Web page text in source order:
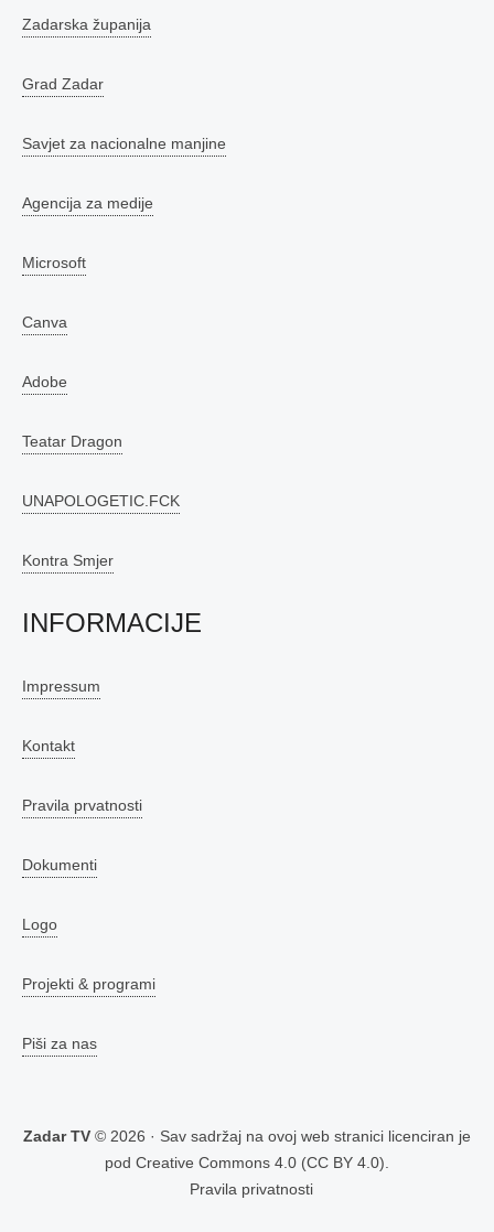
Zadarska županija
Grad Zadar
Savjet za nacionalne manjine
Agencija za medije
Microsoft
Canva
Adobe
Teatar Dragon
UNAPOLOGETIC.FCK
Kontra Smjer
INFORMACIJE
Impressum
Kontakt
Pravila prvatnosti
Dokumenti
Logo
Projekti & programi
Piši za nas
Zadar TV © 2026 · Sav sadržaj na ovoj web stranici licenciran je
pod Creative Commons 4.0 (CC BY 4.0)
Pravila privatnosti